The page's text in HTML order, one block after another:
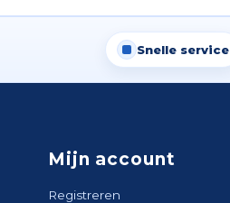
Snelle service
Mijn account
Registreren